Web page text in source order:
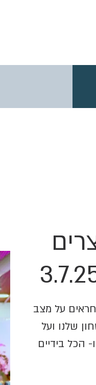
על מצב
שלנו ועל
הכל בידיים